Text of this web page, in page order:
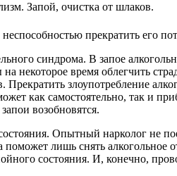
Запой, очистка от шлаков.
прекратить его
синдрома. В запое
некоторое время облегчить
злоупотребление
как самостоятельно, так и
возобновятся.
Опытный нарколог не
лишь снять
состояния. И, конечно,